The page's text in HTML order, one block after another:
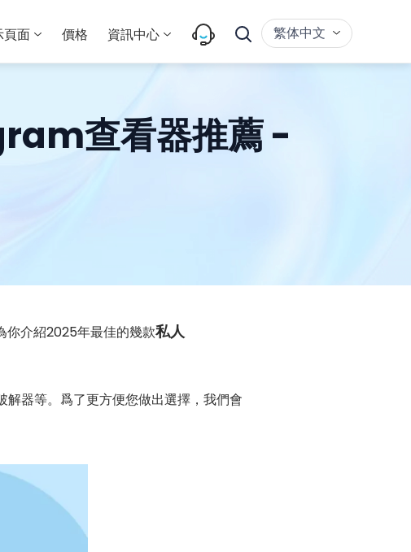
頁面 價格 資訊中心 繁体中文
查看器推薦 -
你介紹2025年最佳的幾款私人
器等。爲了更方便您做出選擇，我們會